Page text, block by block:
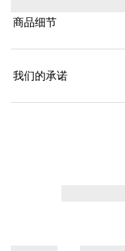
商品细节
我们的承诺